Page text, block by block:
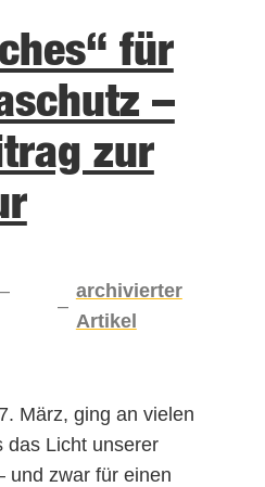
für
–
zur
–
archivierter
Artikel
März, ging an vielen
das Licht unserer
und zwar für einen